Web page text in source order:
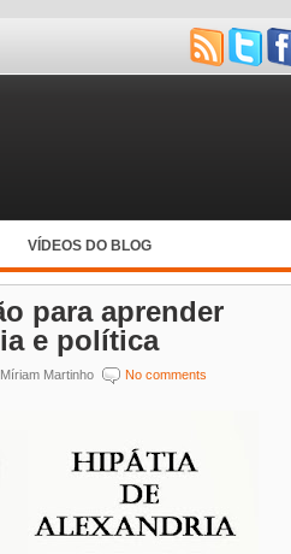
VÍDEOS DO BLOG
para aprender
e política
Míriam Martinho No comments